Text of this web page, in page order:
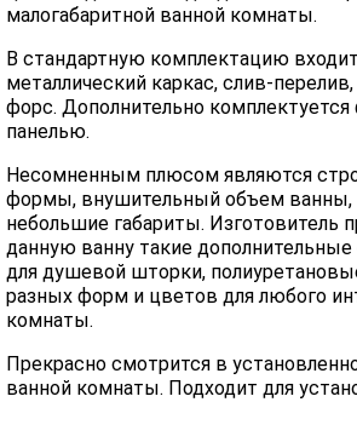
малогабаритной ванной комнаты.
В стандартную комплектацию
металлический каркас, слив-
форс. Дополнительно комплектуется
панелью.
Несомненным плюсом являются
формы, внушительный объем ванны,
небольшие габариты. Изготовитель
данную ванну такие дополнительные
для душевой шторки,
разных форм и цветов для любого
комнаты.
Прекрасно смотрится в
ванной комнаты. Подходит для